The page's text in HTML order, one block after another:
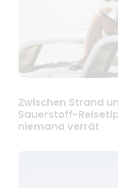
Zwischen Strand
Sauerstoff-
niemand verrät